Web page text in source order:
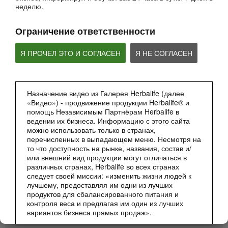
неделю.
Ограничение ответственности
Я ПРОЧЕЛ ЭТО И СОГЛАСЕН Я НЕ СОГЛАСЕН
Назначение видео из Галерея Herbalife (далее
«Видео») - продвижение продукции Herbalife® и
помощь Независимым Партнёрам Herbalife в
ведении их бизнеса. Информацию с этого сайта
можно использовать только в странах,
перечисленных в выпадающем меню. Несмотря на
то что доступность на рынке, названия, состав и/
или внешний вид продукции могут отличаться в
различных странах, Herbalife во всех странах
следует своей миссии: «изменить жизни людей к
лучшему, предоставляя им одни из лучших
продуктов для сбалансированного питания и
контроля веса и предлагая им один из лучших
вариантов бизнеса прямых продаж».
Сбалансированное питание 24 часа
Уход за кожей вокруг глаз